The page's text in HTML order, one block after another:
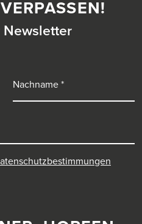
Newsletter